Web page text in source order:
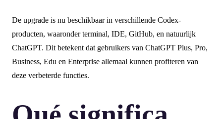
De upgrade is nu beschikbaar in verschillende Codex-
producten, waaronder terminal, IDE, GitHub, en natuurlijk
ChatGPT. Dit betekent dat gebruikers van ChatGPT Plus, Pro,
Business, Edu en Enterprise allemaal kunnen profiteren van
deze verbeterde functies.